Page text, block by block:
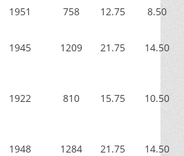
1951 758 12.75 8.50
1945 1209 21.75 14.50
1922 810 15.75 10.50
1948 1284 21.75 14.50